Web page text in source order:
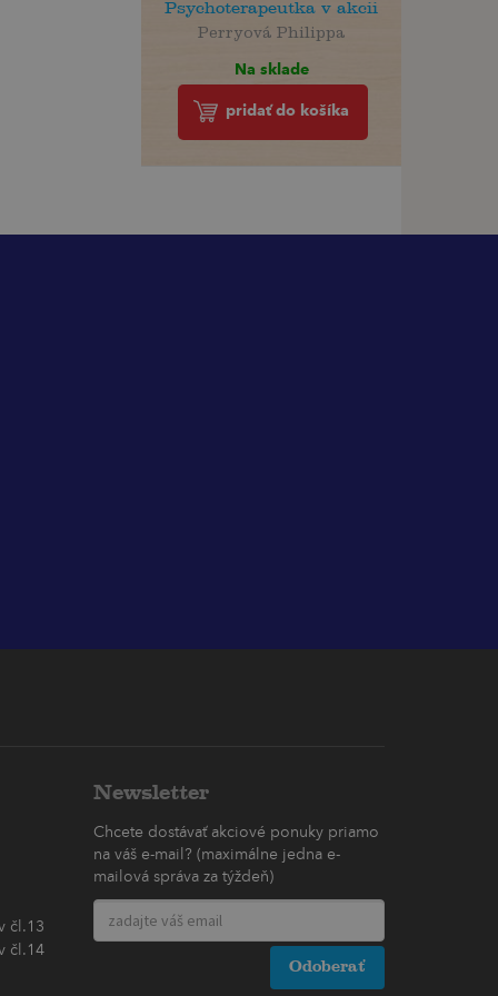
Psychoterapeutka v akcii
Perryová Philippa
Na sklade
pridať do košíka
čl.13
čl.14
Newsletter
Chcete dostávať akciové ponuky priamo
na váš e-mail? (maximálne jedna e-
mailová správa za týždeň)
Odoberať